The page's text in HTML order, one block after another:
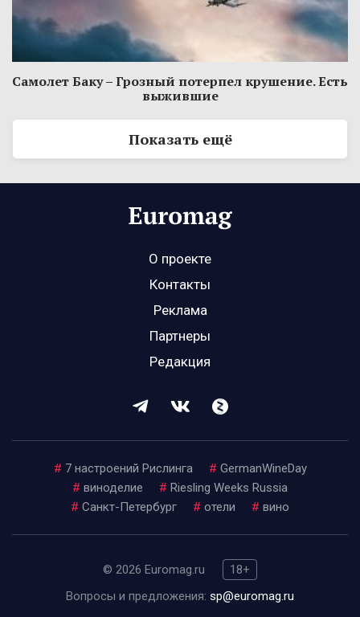
Самолет Баку – Грозный потерпел крушение. Есть
выжившие
Показать ещё
О проекте
Контакты
Реклама
Партнеры
Редакция
# 7 настроений Рислинга # GermanWineDay
# виноделие # Riesling Weeks Russia
# Санкт-Петербург # отели # вино
© 2026 Euromag.ru
18+
Вопросы и предложения: sp@euromag.ru